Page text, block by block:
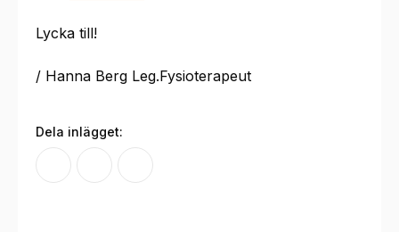
Lycka till!
/ Hanna Berg Leg.Fysioterapeut
Dela inlägget: